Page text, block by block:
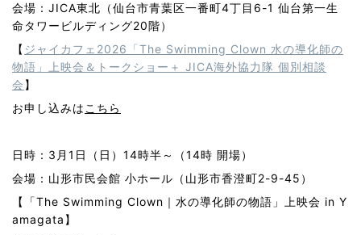
会場：JICA東北（仙台市青葉区一番町4丁目6-1 仙台第一生
命タワービルディング20階）
【 ジャイカフェ2026「The Swimming Clown 水の導化師の
物語」上映会＆トークショー＋ JICA海外協力隊 個別相談
会 】
お申し込みは こちら
日時：3月1日（日）14時半～（14時 開場）
会場：山形市民会館 小ホール（山形市香澄町2-9-45）
【「The Swimming Clown｜水の導化師の物語」上映会 in Y
amagata】